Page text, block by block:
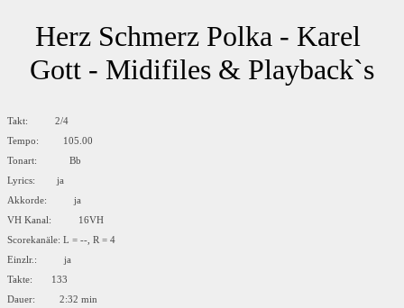
Herz Schmerz Polka - Karel
Gott - Midifiles & Playback`s
Takt: 2/4
Tempo: 105.00
Tonart: Bb
Lyrics: ja
Akkorde: ja
VH Kanal: 16VH
Scorekanäle: L = --, R = 4
Einzlr.: ja
Takte: 133
Dauer: 2:32 min